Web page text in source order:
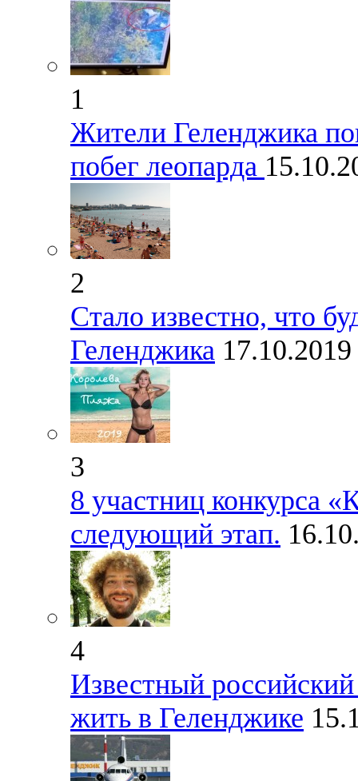
1
Жители Геленджика
побег леопарда
2
Стало известно, что
Геленджика 17.10.2019
3
8 участниц конкурса
следующий этап.
4
Известный
жить в Геленджике